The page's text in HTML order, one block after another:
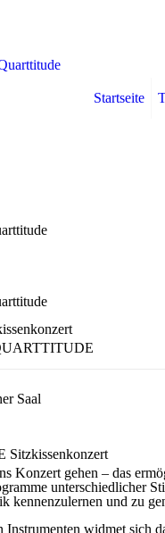
Startseite
Saal
Sitzkissenkonzert
Konzert gehen – das
unterschiedlicher
kennenzulernen und zu
Instrumenten widmet sich